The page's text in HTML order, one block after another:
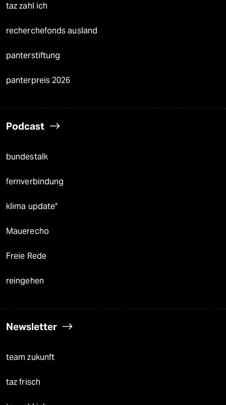
taz zahl ich
recherchefonds ausland
panterstiftung
panterpreis 2026
Podcast
bundestalk
fernverbindung
klima update°
Mauerecho
Freie Rede
reingehen
Newsletter
team zukunft
taz frisch